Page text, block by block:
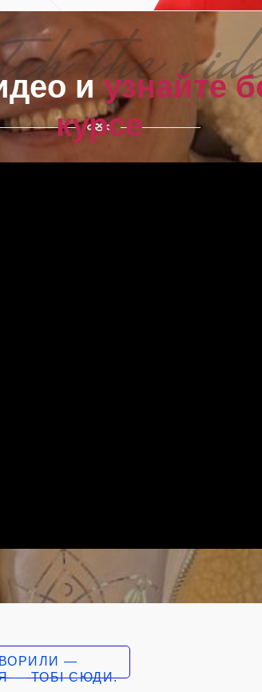
иузнайте
курсе
—
— ТОБІ СЮДИ.